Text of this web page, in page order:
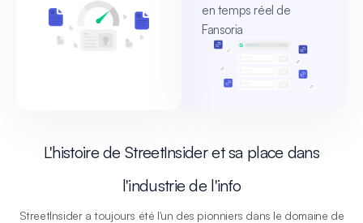
en temps réel de
Fansoria
L'histoire de StreetInsider et sa place dans
l'industrie de l'info
StreetInsider a toujours été l'un des pionniers dans le domaine de